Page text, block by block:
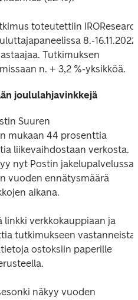
toteutettiin
8.-16.11.2022
Tutkimuksen
n. + 3,2 %-yksikköä.
joululahjavinkkejä
Suuren
mukaan 44 prosenttia
liikevaihdostaan verkosta.
nyt Postin jakelupalvelussa,
vuoden ennätysmäärä
aikana.
verkkokauppiaan ja
tutkimukseen vastanneista
ostoksiin paperille
näkyy vuoden